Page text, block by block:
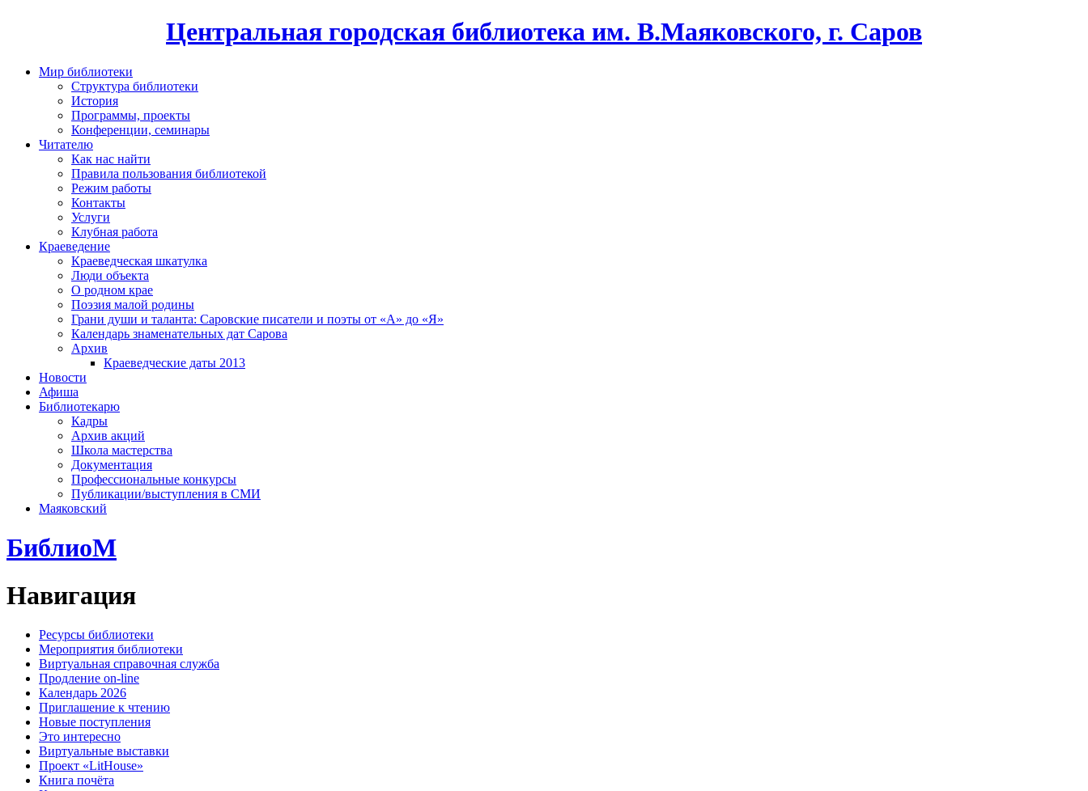
Центральная городская библиотека им. В.Маяковского, г. Саров
Мир библиотеки
Структура библиотеки
История
Программы, проекты
Конференции, семинары
Читателю
Как нас найти
Правила пользования библиотекой
Режим работы
Контакты
Услуги
Клубная работа
Краеведение
Краеведческая шкатулка
Люди объекта
О родном крае
Поэзия малой родины
Грани души и таланта: Саровские писатели и поэты от «А» до «Я»
Календарь знаменательных дат Сарова
Архив
Краеведческие даты 2013
Новости
Афиша
Библиотекарю
Кадры
Архив акций
Школа мастерства
Документация
Профессиональные конкурсы
Публикации/выступления в СМИ
Маяковский
БиблиоМ
Навигация
Ресурсы библиотеки
Мероприятия библиотеки
Виртуальная справочная служба
Продление on-line
Календарь 2026
Приглашение к чтению
Новые поступления
Это интересно
Виртуальные выставки
Проект «LitHouse»
Книга почёта